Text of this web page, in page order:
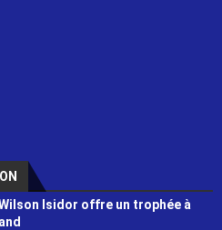
Isidor offre un trophée à